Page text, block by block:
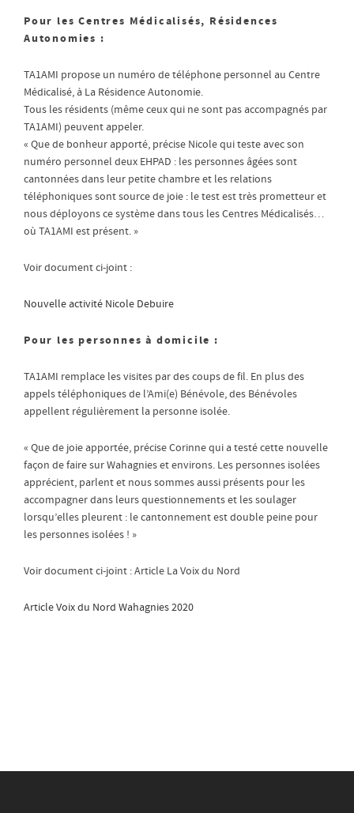
Pour les Centres Médicalisés, Résidences
Autonomies :
TA1AMI propose un numéro de téléphone personnel au Centre
Médicalisé, à La Résidence Autonomie.
Tous les résidents (même ceux qui ne sont pas accompagnés par
TA1AMI) peuvent appeler.
« Que de bonheur apporté, précise Nicole qui teste avec son
numéro personnel deux EHPAD : les personnes âgées sont
cantonnées dans leur petite chambre et les relations
téléphoniques sont source de joie : le test est très prometteur et
nous déployons ce système dans tous les Centres Médicalisés…
où TA1AMI est présent. »
Voir document ci-joint :
Nouvelle activité Nicole Debuire
Pour les personnes à domicile :
TA1AMI remplace les visites par des coups de fil. En plus des
appels téléphoniques de l’Ami(e) Bénévole, des Bénévoles
appellent régulièrement la personne isolée.
« Que de joie apportée, précise Corinne qui a testé cette nouvelle
façon de faire sur Wahagnies et environs. Les personnes isolées
apprécient, parlent et nous sommes aussi présents pour les
accompagner dans leurs questionnements et les soulager
lorsqu’elles pleurent : le cantonnement est double peine pour
les personnes isolées ! »
Voir document ci-joint : Article La Voix du Nord
Article Voix du Nord Wahagnies 2020